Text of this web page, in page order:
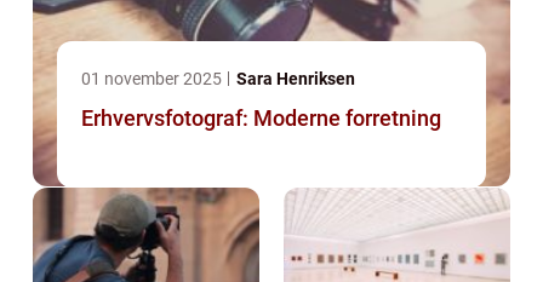
01 november 2025 Sara Henriksen
Erhvervsfotograf: Moderne forretning